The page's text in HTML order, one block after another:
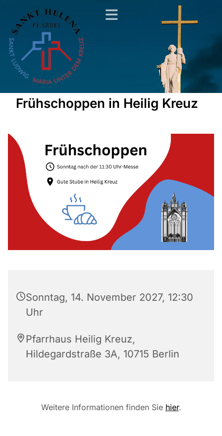
Frühschoppen in Heilig Kreuz
Sonntag, 14. November 2027, 12:30
Uhr
Pfarrhaus Heilig Kreuz,
Hildegardstraße 3A, 10715 Berlin
Weitere Informationen finden Sie hier.